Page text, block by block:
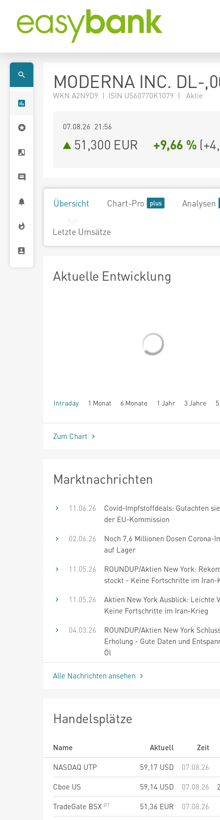
MODERNA INC. DL-
WKN A2N9D9 | ISIN US60770K1079 | Aktie
07.08.26 21:56
51,300 EUR +9,66 % (
Übersicht Chart-Pro Analysen
Letzte Umsätze
Aktuelle Entwicklung
Intraday 1 Monat 6 Monate 1 Jahr 3 Jahre
seit Beginn
Zum Chart
Marktnachrichten
11.06.26
Covid-Impfstoffdeals: Gutachten
der EU-Kommission
02.06.26
Noch 7,6 Millionen Dosen Corona-
auf Lager
11.05.26
ROUNDUP/Aktien New York:
stockt - Keine Fortschritte im Iran-
11.05.26
Aktien New York Ausblick: Leichte
Keine Fortschritte im Iran-Krieg
04.03.26
ROUNDUP/Aktien New York
Erholung - Gute Daten und
Öl
Alle Nachrichten ansehen
Handelsplätze
Name Aktuell
Zeit
NASDAQ UTP
59,17 USD
07.08.26
Cboe US
59,14 USD 07.08.26
TradeGate BSX
51,36 EUR
07.08.26